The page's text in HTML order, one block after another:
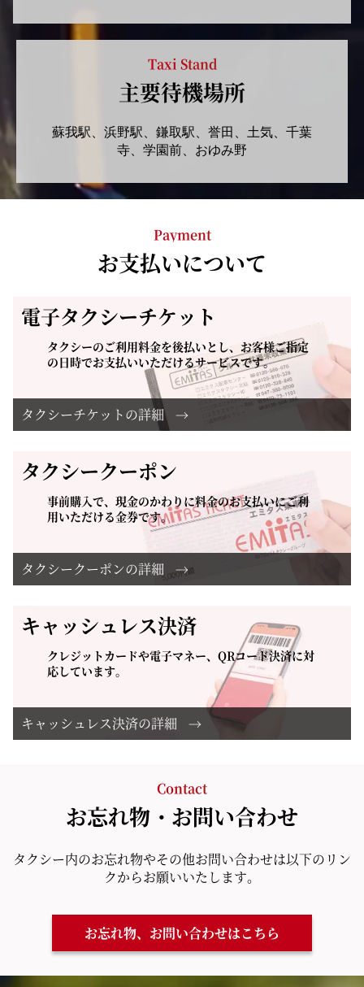
Taxi Stand
主要待機場所
蘇我駅、浜野駅、鎌取駅、誉田、土気、千葉
寺、学園前、おゆみ野
Payment
お支払いについて
電子タクシーチケット
タクシーのご利用料金を後払いとし、お客様ご指定
の日時でお支払いいただけるサービスです。
タクシーチケットの詳細
タクシークーポン
事前購入で、現金のかわりに料金のお支払いにご利
用いただける金券です。
タクシークーポンの詳細
キャッシュレス決済
クレジットカードや電子マネー、QRコード決済に対
応しています。
キャッシュレス決済の詳細
Contact
お忘れ物・お問い合わせ
タクシー内のお忘れ物やその他お問い合わせは以下のリン
クからお願いいたします。
お忘れ物、お問い合わせはこちら